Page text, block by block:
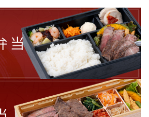
SALE
セール商品
NEW MENU
新メニュー
MENU
CHECKED MENU
最近チェックしたメニュー
セール